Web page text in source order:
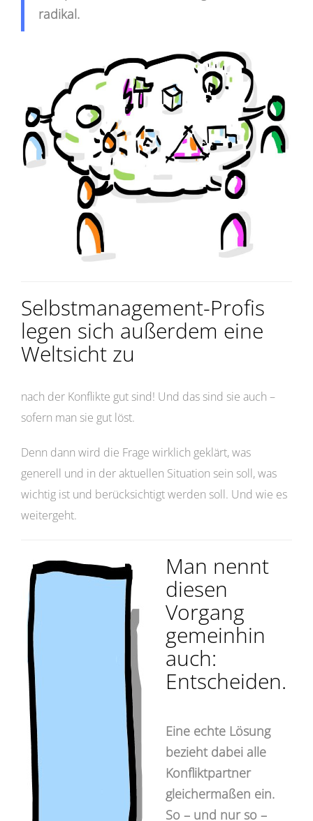
radikal.
Selbstmanagement-Profis
legen sich außerdem eine
Weltsicht zu
nach der Konflikte gut sind! Und das sind sie auch –
sofern man sie gut löst.
Denn dann wird die Frage wirklich geklärt, was
generell und in der aktuellen Situation sein soll, was
wichtig ist und berücksichtigt werden soll. Und wie es
weitergeht.
Man nennt
diesen
Vorgang
gemeinhin
auch:
Entscheiden.
Eine echte Lösung
bezieht dabei alle
Konfliktpartner
gleichermaßen ein.
So – und nur so –